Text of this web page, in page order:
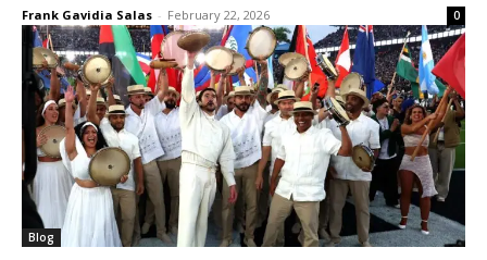
Frank Gavidia Salas - February 22, 2026 0
Blog